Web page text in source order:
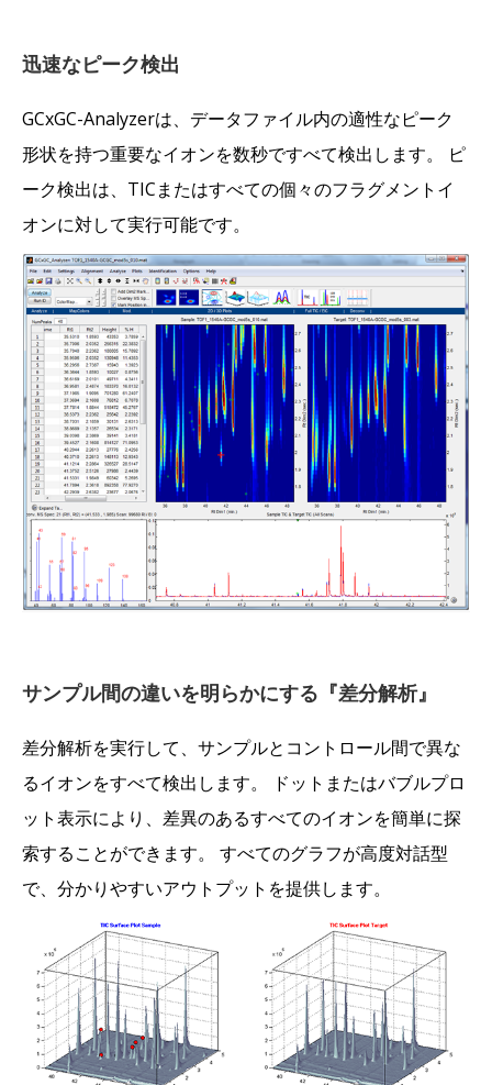
迅速なピーク検出
GCxGC-Analyzerは、データファイル内の適性なピーク
形状を持つ重要なイオンを数秒ですべて検出します。 ピ
ーク検出は、TICまたはすべての個々のフラグメントイ
オンに対して実行可能です。
サンプル間の違いを明らかにする『差分解析』
差分解析を実行して、サンプルとコントロール間で異な
るイオンをすべて検出します。 ドットまたはバブルプロ
ット表示により、差異のあるすべてのイオンを簡単に探
索することができます。 すべてのグラフが高度対話型
で、分かりやすいアウトプットを提供します。